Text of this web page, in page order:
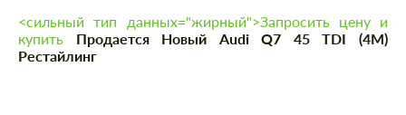
<сильный тип данных="жирный">Запросить цену и
купить Продается Новый Audi Q7 45 TDI (4M)
Рестайлинг